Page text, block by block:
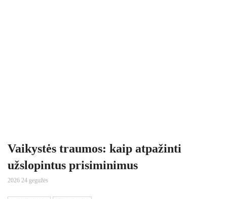
Vaikystės traumos: kaip atpažinti
užslopintus prisiminimus
2026 24 gegužės